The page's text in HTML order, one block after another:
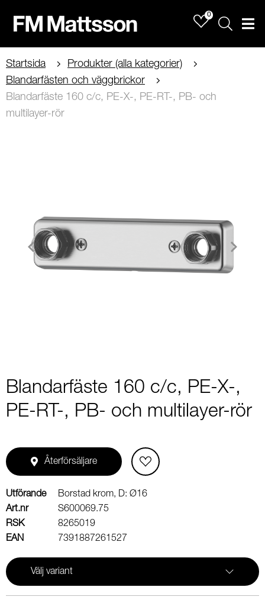
0
Sök
Startsida
Produkter (alla kategorier)
Blandarfästen och väggbrickor
Blandarfäste 160 c/c, PE-X-, PE-RT-, PB- och
multilayer-rör
Blandarfäste 160 c/c, PE-X-,
PE-RT-, PB- och multilayer-rör
Återförsäljare
Utförande
Borstad krom, D: Ø16
Art.nr
S600069.75
RSK
8265019
EAN
7391887261527
Välj variant